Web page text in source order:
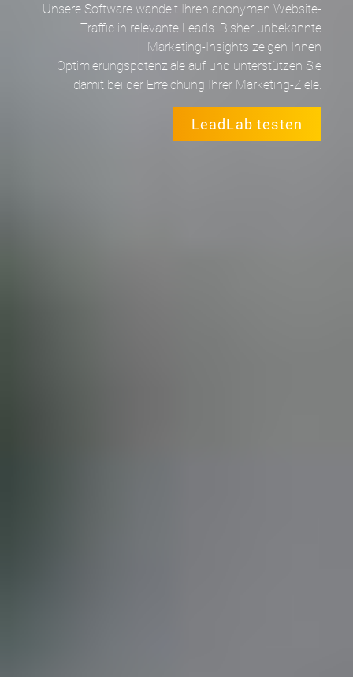
Unsere Software wandelt Ihren anonymen Website-
Traffic in relevante Leads. Bisher unbekannte
Marketing-Insights zeigen Ihnen
Optimierungspotenziale auf und unterstützen Sie
damit bei der Erreichung Ihrer Marketing-Ziele.
LeadLab testen